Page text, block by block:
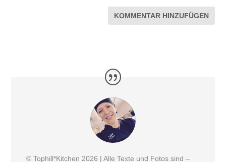
© Tophill*Kitchen 2026 | Alle Texte und Fotos sind –